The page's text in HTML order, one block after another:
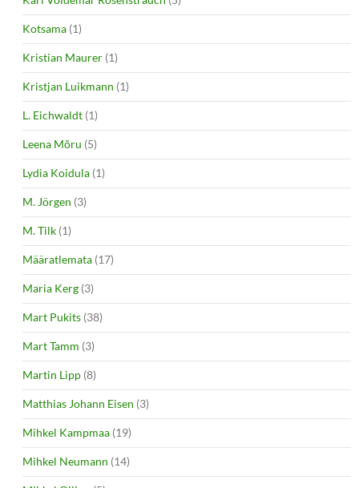
Kotsama (1)
Kristian Maurer (1)
Kristjan Luikmann (1)
L. Eichwaldt (1)
Leena Mõru (5)
Lydia Koidula (1)
M. Jörgen (3)
M. Tilk (1)
Määratlemata (17)
Maria Kerg (3)
Mart Pukits (38)
Mart Tamm (3)
Martin Lipp (8)
Matthias Johann Eisen (3)
Mihkel Kampmaa (19)
Mihkel Neumann (14)